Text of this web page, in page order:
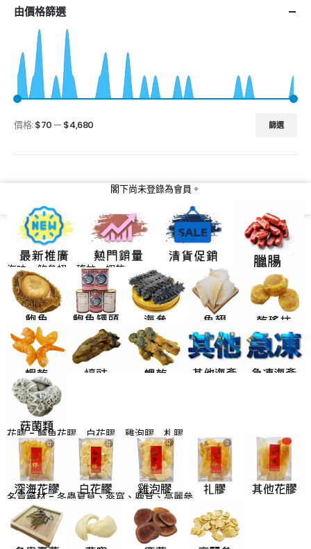
由價格篩選
篩選
價格:$70 — $4,680
閣下尚未登錄為會員。
請先登入，再打開會員卡
會員分級及積分獎賞 介紹
海味 - 鮑參翅﹑瑤柱﹑蝦乾…
花膠 - 鱸魚花膠﹑白花膠﹑雞泡膠﹑札膠…
名貴藥材 - 冬蟲夏草、燕窩、鹿茸、高麗參